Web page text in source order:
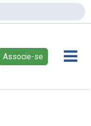
Associe-se